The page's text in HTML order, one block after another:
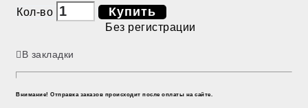
Кол-во Купить
Без регистрации
В закладки
Внимание! Отправка заказов происходит после оплаты на сайте.